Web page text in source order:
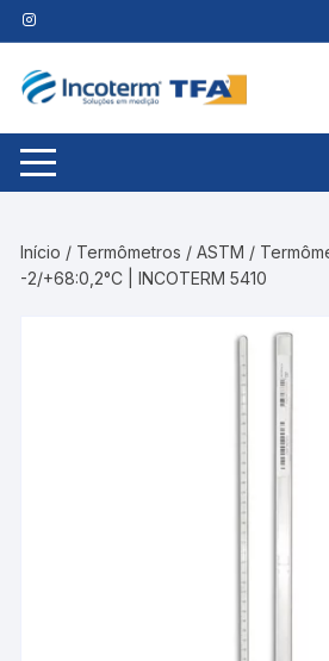
Pular
para
conteúdo
Início / Termômetros /ASTM /
-2/+68:0,2°C | INCOTERM 5410